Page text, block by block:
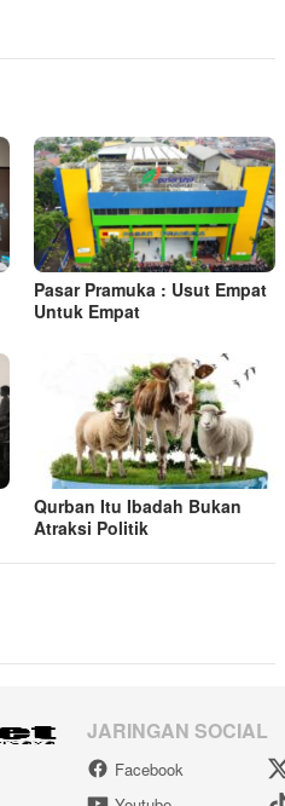
Pasar Pramuka : Usut Empat
Untuk Empat
Qurban Itu Ibadah Bukan
Atraksi Politik
JARINGAN SOCIAL
Facebook